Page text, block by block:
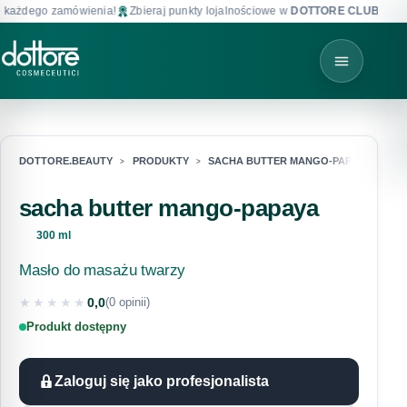
zamówienia! Zbieraj punkty lojalnościowe w DOTTORE CLUB!
DOTTORE.BEAUTY PRODUKTY SACHA BUTTER MANGO-PAPAYA
sacha butter mango-papaya
300 ml
Masło do masażu twarzy
★★★★★0,0(0 opinii)
Produkt dostępny
Zaloguj się jako profesjonalista